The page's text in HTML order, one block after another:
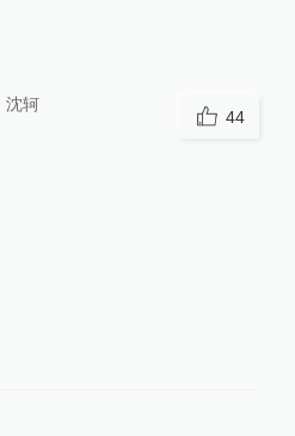
沈轲
44